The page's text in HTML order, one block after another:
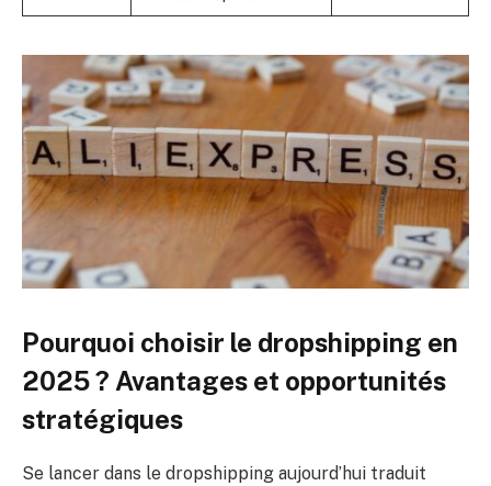
Pourquoi choisir le dropshipping en
2025 ? Avantages et opportunités
stratégiques
Se lancer dans le dropshipping aujourd’hui traduit